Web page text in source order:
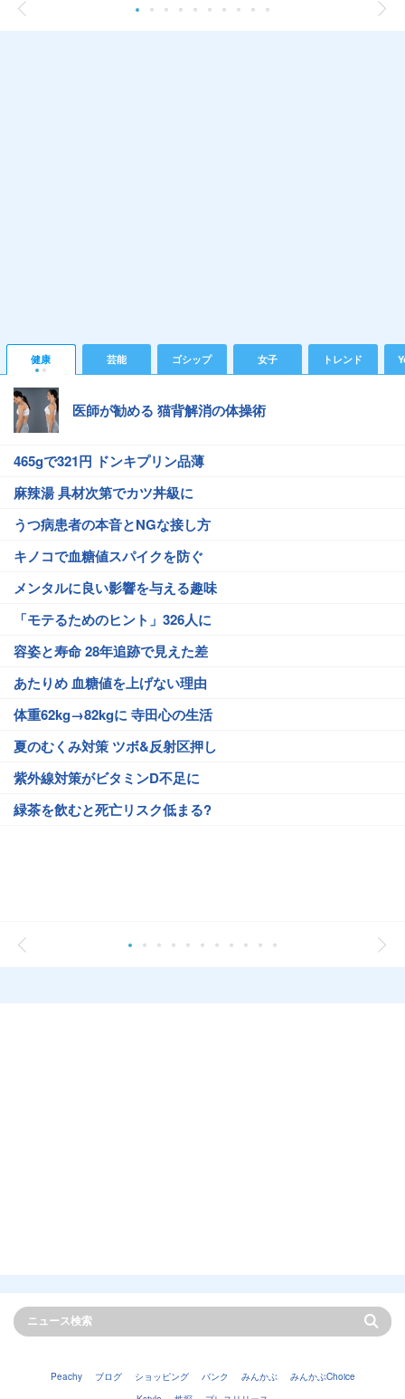
健康 芸能 ゴシップ 女子 トレンド
医師が勧める 猫背解消の体操術
465gで321円 ドンキプリン品薄
麻辣湯 具材次第でカツ丼級に
うつ病患者の本音とNGな接し方
キノコで血糖値スパイクを防ぐ
メンタルに良い影響を与える趣味
「モテるためのヒント」326人に
容姿と寿命 28年追跡で見えた差
あたりめ 血糖値を上げない理由
体重62kg→82kgに 寺田心の生活
夏のむくみ対策 ツボ&反射区押し
紫外線対策がビタミンD不足に
緑茶を飲むと死亡リスク低まる?
Peachy ブログ ショッピング バンク みんかぶ
みんかぶChoice